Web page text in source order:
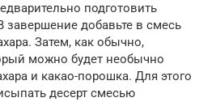
подготовить
завершение добавьте в смесь
Затем, как обычно,
можно будет необычно
и какао-порошка. Для этого
десерт смесью